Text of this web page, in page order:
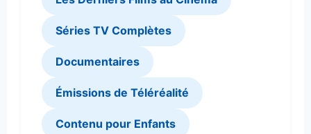
Séries TV Complètes
Documentaires
Émissions de Téléréalité
Contenu pour Enfants